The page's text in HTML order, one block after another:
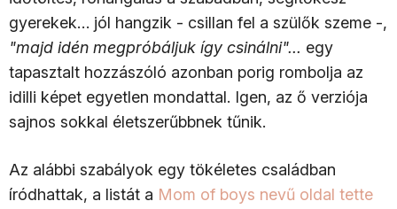
gyerekek… jól hangzik - csillan fel a szülők szeme -,
"majd idén megpróbáljuk így csinálni"... egy
tapasztalt hozzászóló azonban porig rombolja az
idilli képet egyetlen mondattal. Igen, az ő verziója
sajnos sokkal életszerűbbnek tűnik.
Az alábbi szabályok egy tökéletes családban
íródhattak, a listát a Mom of boys nevű oldal tette